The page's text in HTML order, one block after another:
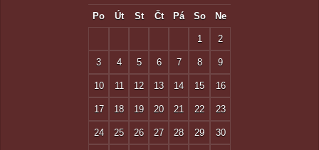
Po Út St Čt Pá So Ne
1 2
3 4 5 6 7 8 9
10 11 12 13 14 15 16
17 18 19 20 21 22 23
24 25 26 27 28 29 30